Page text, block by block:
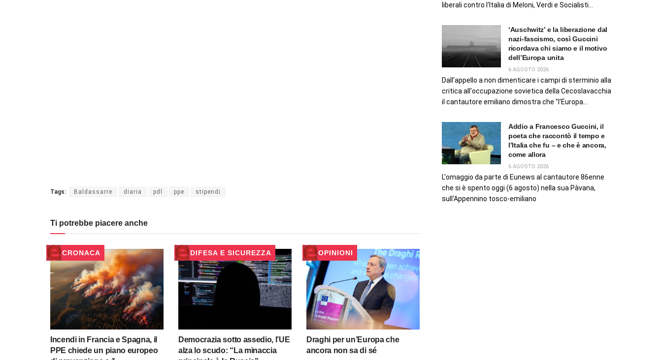
Tags: Baldassarre diaria pdl ppe stipendi
Ti potrebbe piacere anche
CRONACA
Incendi in Francia e Spagna, il
PPE chiede un piano europeo
DIFESA E SICUREZZA
Democrazia sotto assedio, l’UE
alza lo scudo: “La minaccia
OPINIONI
Draghi per un’Europa che
ancora non sa di sé
liberali contro l'Italia di Meloni, Verdi e Socialisti...
‘Auschwitz’ e la liberazione dal
nazi-fascismo, così Guccini
ricordava chi siamo e il motivo
dell’Europa unita
6 AGOSTO 2026
Dall'appello a non dimenticare i campi di sterminio alla
critica all'occupazione sovietica della Cecoslavacchia
il cantautore emiliano dimostra che "l'Europa...
Addio a Francesco Guccini, il
poeta che raccontò il tempo e
l’Italia che fu – e che è ancora,
come allora
6 AGOSTO 2026
L'omaggio da parte di Eunews al cantautore 86enne
che si è spento oggi (6 agosto) nella sua Pàvana,
sull'Appennino tosco-emiliano